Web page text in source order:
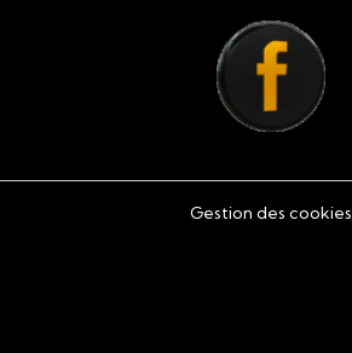
Gestion des cookies